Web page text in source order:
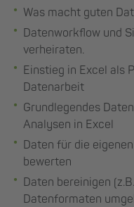
Was macht guten
Datenworkflow und
verheiraten.
Einstieg in Excel als
Datenarbeit
Grundlegendes
Analysen in Excel
Daten für die
bewerten
Daten bereinigen
Datenformaten